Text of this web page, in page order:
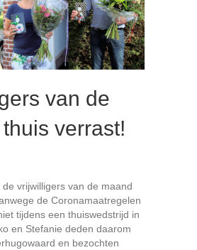
van de
verrast!
vrijwilligers van de maand
de Coronamaatregelen
tijdens een thuiswedstrijd in
en Stefanie deden daarom
en bezochten